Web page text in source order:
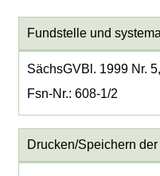
Fundstelle und
SächsGVBl. 1999 Nr.
Fsn-Nr.: 608-1/2
Drucken/Speichern